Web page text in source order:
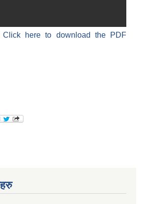
Click here to download the PDF